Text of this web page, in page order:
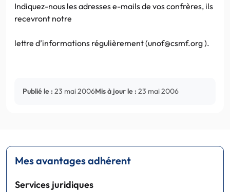
Indiquez-nous les adresses e-mails de vos confrères, ils
recevront notre
lettre d’informations régulièrement (unof@csmf.org ).
Publié le : 23 mai 2006Mis à jour le : 23 mai 2006
Mes avantages adhérent
Services juridiques